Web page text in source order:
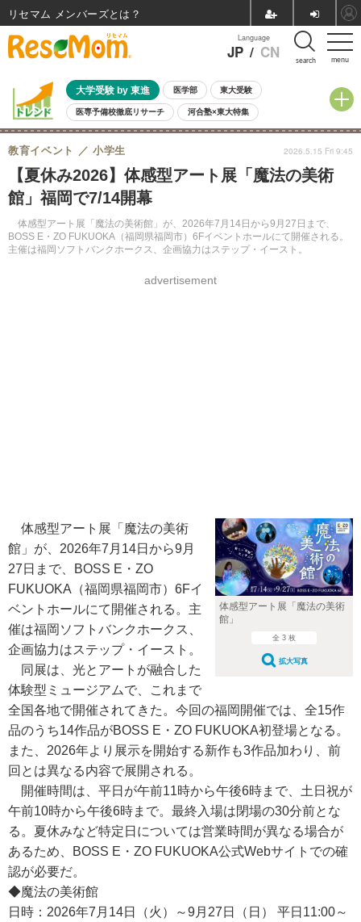
menu
Language
JP / CN search
大学受験 by 東進 医学部 東大受験
医専予備校徹底リサーチ 河合塾×東大特集
親子で考える大学選び 高校受験 中学受験 小学校受験
共通テスト 夏休み
8月開催イベント・WS 全国公立高校 過去問 人気記事
自由研究教材（小学生向け） 自由研究教材（中学生向け）
【夏休み2026】体感型アート展「魔法の美術
館」福岡で7/14開幕
体感型アート展「魔法の美術館」が、2026年7月14日から9月27日まで、
BOSS E・ZO FUKUOKA（福岡県福岡市）6Fイベントホールにて開催される。
主催は福岡ソフトバンクホークス、企画協力はステップ・イースト。
教育イベント 小学生
advertisement
2026.5.15 Fri 9:45
体感型アート展「魔法の美術
館」
全 3 枚
拡大写真
体感型アート展「魔法の美術
館」が、2026年7月14日から9月
27日まで、BOSS E・ZO
FUKUOKA（福岡県福岡市）6Fイ
ベントホールにて開催される。主
催は福岡ソフトバンクホークス、
企画協力はステップ・イースト。
同展は、光とアートが融合した
体験型ミュージアムで、これまで
全国各地で開催されてきた。今回の福岡開催では、全15作
品のうち14作品がBOSS E・ZO FUKUOKA初登場となる。
また、2026年より展示を開始する新作も3作品加わり、前
回とは異なる内容で展開される。
開催時間は、平日が午前11時から午後6時まで、土日祝が
午前10時から午後6時まで。最終入場は閉場の30分前とな
る。夏休みなど特定日については営業時間が異なる場合が
あるため、BOSS E・ZO FUKUOKA公式Webサイトでの確
認が必要だ。
◆魔法の美術館
日時：2026年7月14日（火）～9月27日（日） 平日11:00～
リセマム メンバーズ